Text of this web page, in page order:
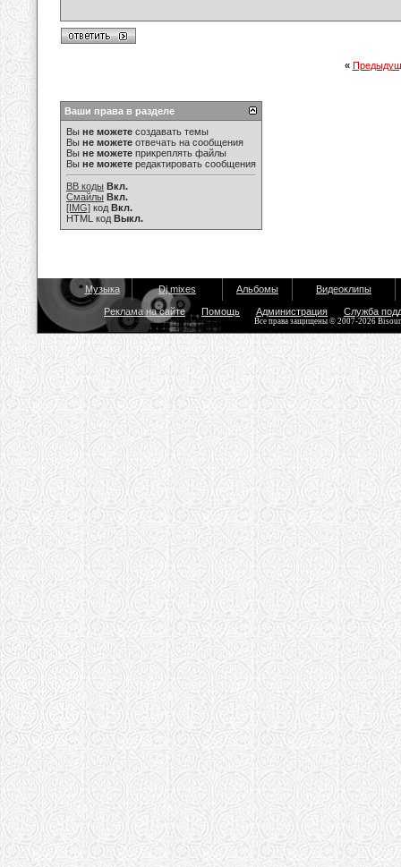
«
Ваши права в разделе
Вы не можете создавать темы
Вы не можете отвечать на сообщения
Вы не можете прикреплять файлы
Вы не можете редактировать сообщения
BB коды Вкл.
Смайлы Вкл.
[IMG] код Вкл.
HTML код Выкл.
Музыка Dj mixes Альбомы Видеоклипы
Реклама на сайте Помощь Администрация Служба
Все права защищены © 2007-2026